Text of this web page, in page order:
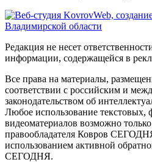
Редакция не несет
информации, содержащейся в
Все права на материалы,
соответствии с российским и
законодательством об
Любое использование текстовых,
видеоматериалов возможно только
правообладателя Ковров
использованием активной
СЕГОДНЯ.